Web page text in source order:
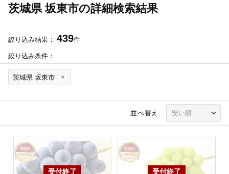
茨城県 坂東市の詳細検索結果
絞り込み結果： 439件
絞り込み条件：
茨城県 坂東市
並べ替え: